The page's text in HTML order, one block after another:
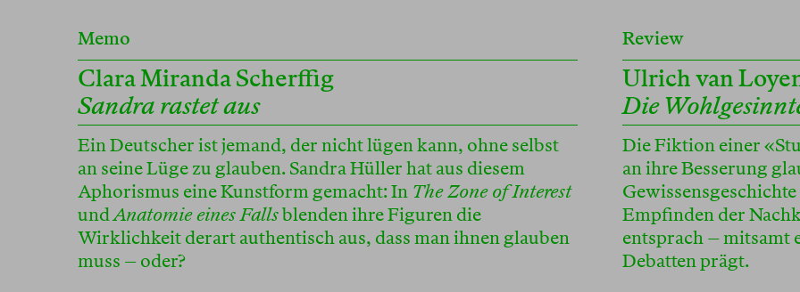
Memo
Clara Miranda Scherffig
Sandra rastet aus
Ein Deutscher ist jemand, der nicht lügen kann, ohne selbst
an seine Lüge zu glauben. Sandra Hüller hat aus diesem
Aphorismus eine Kunstform gemacht: In The Zone of Interest
undAnatomie eines Fallsblenden ihre Figuren die
Wirklichkeit derart authentisch aus, dass man ihnen glauben
muss – oder?
Review
Ulrich van
Die
Die Fiktion einer
an ihre Besserung
Empfinden der
entsprach – mitsamt
Debatten prägt.